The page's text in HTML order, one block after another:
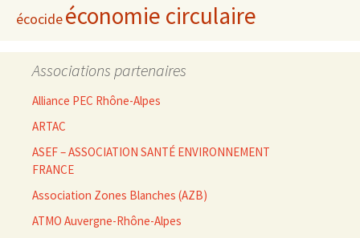
écocideéconomie circulaire
Associations partenaires
Alliance PEC Rhône-Alpes
ARTAC
ASEF – ASSOCIATION SANTÉ ENVIRONNEMENT
FRANCE
Association Zones Blanches (AZB)
ATMO Auvergne-Rhône-Alpes